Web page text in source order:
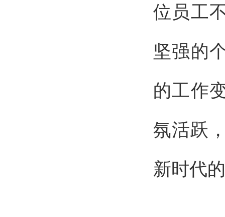
位员工
坚强的
的工作
氛活跃
新时代